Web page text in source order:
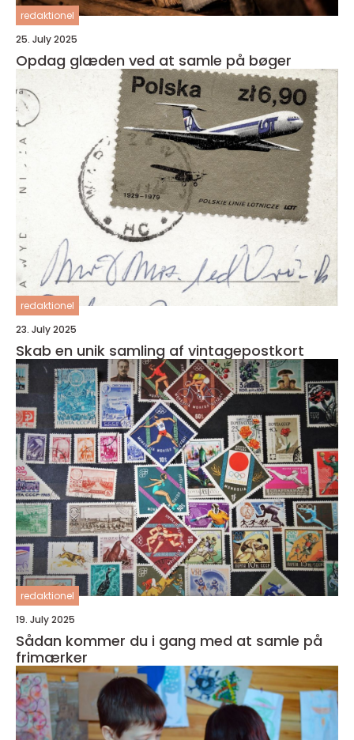
redaktionel
25. July 2025
Opdag glæden ved at samle på bøger
redaktionel
23. July 2025
Skab en unik samling af vintagepostkort
redaktionel
19. July 2025
Sådan kommer du i gang med at samle på
frimærker